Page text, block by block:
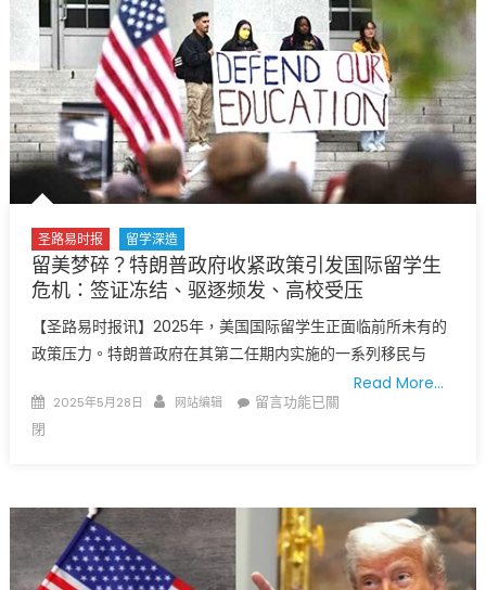
矶
奥
运
会
或
受
影
变
“高
危
群
体”？
美
国
卿
鲁
比
奥
宣
大
销
学
圣路易时报 留学深造
留美梦碎？特朗普政府收紧政策引发国际留学生
危机：签证冻结、驱逐频发、高校受压
【圣路易时报讯】2025年，美国国际留学生正面临前所未有的
政策压力。特朗普政府在其第二任期内实施的一系列移民与
Read More…
Posted
2025年5月28日 Author
网站编辑
在
普
留言功能已關
閉